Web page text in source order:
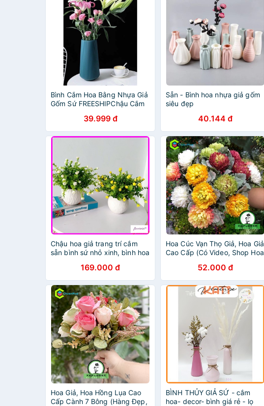
Bình Cắm Hoa Bằng Nhựa Giả
Gốm Sứ FREESHIPChậu Cắm
39.999 đ
Sẵn - Bình hoa nhựa giả gốm
siêu đẹp
40.144 đ
Chậu hoa giả trang trí cắm
sẵn bình sứ nhỏ xinh, bình hoa
169.000 đ
Hoa Cúc Vạn Thọ Giả, Hoa Giả
Cao Cấp (Có Video, Shop Hoa
52.000 đ
Hoa Giả, Hoa Hồng Lụa Cao
Cấp Cành 7 Bông (Hàng Đẹp,
BÌNH THỦY GIẢ SỨ - cắm
hoa- decor- bình giá rẻ - lọ